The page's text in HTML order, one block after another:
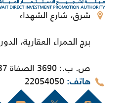
شرق، شارع الشهداء
برج الحمراء العقارية، الدور 44
ص. ب.: 3690 الصفاة 13037
هاتف